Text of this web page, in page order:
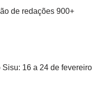
de redações 900+
Sisu: 16 a 24 de fevereiro